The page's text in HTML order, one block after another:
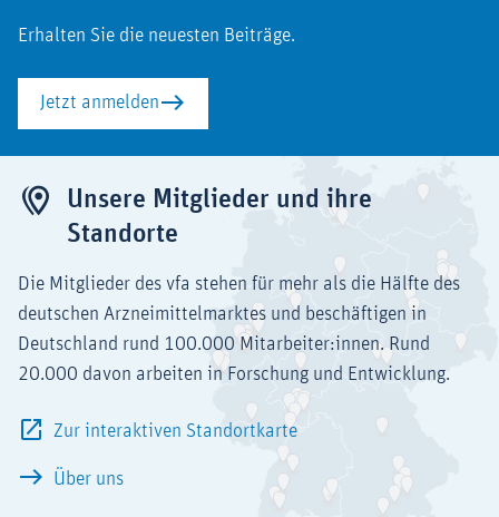
Erhalten Sie die neuesten Beiträge.
Jetzt anmelden
Unsere Mitglieder und ihre
Standorte
Die Mitglieder des vfa stehen für mehr als die Hälfte des
deutschen Arzneimittelmarktes und beschäftigen in
Deutschland rund 100.000 Mitarbeiter:innen. Rund
20.000 davon arbeiten in Forschung und Entwicklung.
Zur interaktiven Standortkarte
Über uns